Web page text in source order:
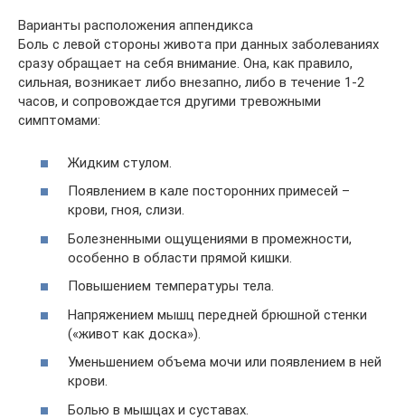
Варианты расположения аппендикса
Боль с левой стороны живота при данных заболеваниях
сразу обращает на себя внимание. Она, как правило,
сильная, возникает либо внезапно, либо в течение 1-2
часов, и сопровождается другими тревожными
симптомами:
Жидким стулом.
Появлением в кале посторонних примесей –
крови, гноя, слизи.
Болезненными ощущениями в промежности,
особенно в области прямой кишки.
Повышением температуры тела.
Напряжением мышц передней брюшной стенки
(«живот как доска»).
Уменьшением объема мочи или появлением в ней
крови.
Болью в мышцах и суставах.